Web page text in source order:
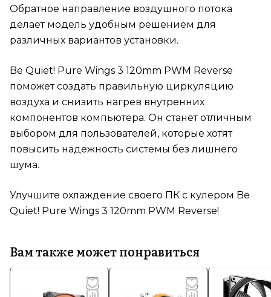
Обратное направление воздушного потока
делает модель удобным решением для
различных вариантов установки.
Be Quiet! Pure Wings 3 120mm PWM Reverse
поможет создать правильную циркуляцию
воздуха и снизить нагрев внутренних
компонентов компьютера. Он станет отличным
выбором для пользователей, которые хотят
повысить надежность системы без лишнего
шума.
Улучшите охлаждение своего ПК с кулером Be
Quiet! Pure Wings 3 120mm PWM Reverse!
Вам также может понравиться